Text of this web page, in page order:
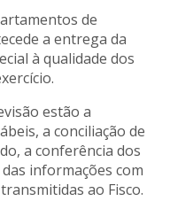
de
a entrega da
à qualidade dos
estão a
a conciliação de
a conferência dos
informações com
ao Fisco.